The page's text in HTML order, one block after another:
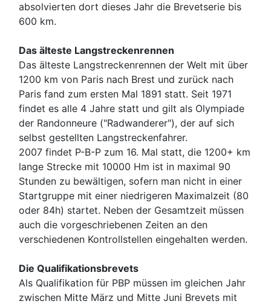
absolvierten dort dieses Jahr die Brevetserie bis
600 km.
Das älteste Langstreckenrennen
Das älteste Langstreckenrennen der Welt mit über
1200 km von Paris nach Brest und zurück nach
Paris fand zum ersten Mal 1891 statt. Seit 1971
findet es alle 4 Jahre statt und gilt als Olympiade
der Randonneure ("Radwanderer"), der auf sich
selbst gestellten Langstreckenfahrer.
2007 findet P-B-P zum 16. Mal statt, die 1200+ km
lange Strecke mit 10000 Hm ist in maximal 90
Stunden zu bewältigen, sofern man nicht in einer
Startgruppe mit einer niedrigeren Maximalzeit (80
oder 84h) startet. Neben der Gesamtzeit müssen
auch die vorgeschriebenen Zeiten an den
verschiedenen Kontrollstellen eingehalten werden.
Die Qualifikationsbrevets
Als Qualifikation für PBP müssen im gleichen Jahr
zwischen Mitte März und Mitte Juni Brevets mit